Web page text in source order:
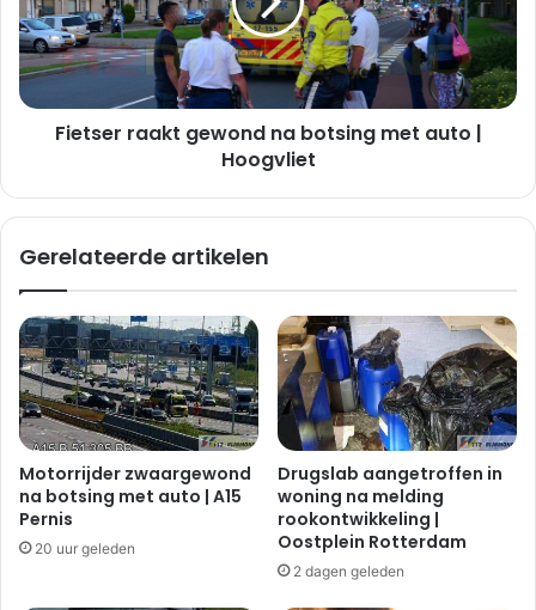
r
l
e
d
a
a
i
j
d
i
n
g
|
H
e
l
e
r
r
a
w
d
n
a
b
o
s
i
g
Fietser raakt gewond na botsing met auto |
Hoogvliet
Gerelateerde artikelen
Motorrijder zwaargewond
na botsing met auto | A15
Pernis
20 uur geleden
Drugslab aangetroffen in
woning na melding
rookontwikkeling |
Oostplein Rotterdam
2 dagen geleden